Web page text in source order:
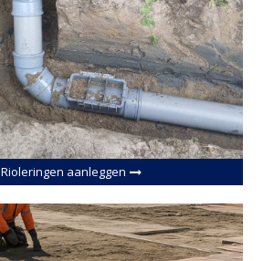
Rioleringen aanleggen